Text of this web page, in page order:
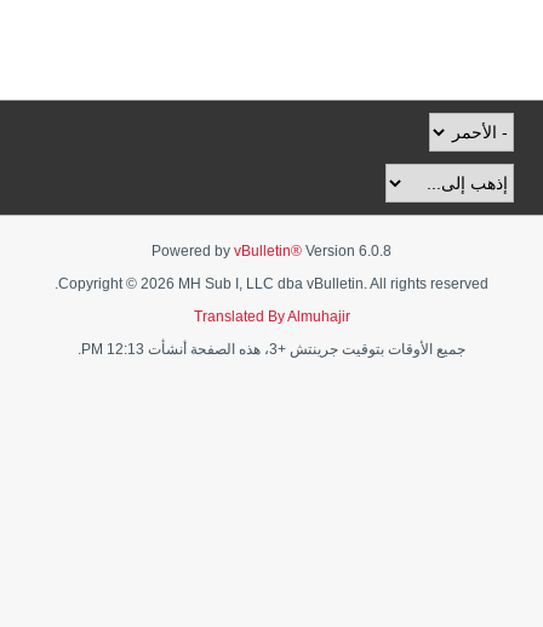
Powered by vBulletin® Version 6.0.8
Copyright © 2026 MH Sub I, LLC dba vBulletin. All rights reserved.
Translated By Almuhajir
جميع الأوقات بتوقيت جرينتش +3، هذه الصفحة أنشأت 12:13 PM.